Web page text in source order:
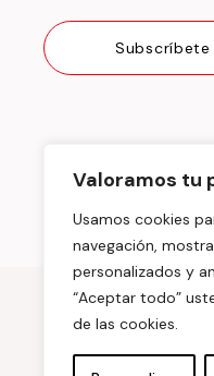
Valoramos tu
Usamos cookies
navegación,
personalizados y
“Aceptar todo”
de las cookies.
Síguenos